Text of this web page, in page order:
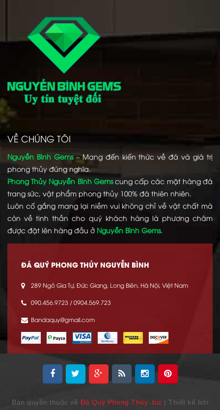
VỀ CHÚNG TÔI
Nguyễn Bình Gems– Mang đến kiến thức về đá và giá trị
phong thủy đúng nghĩa.
Phong Thủy Nguyễn Bình Gemscung cấp các mặt hàng đá
trang sức, vật phẩm phong thủy 100% đá thiên nhiên.
Luôn cố gắng mang lại niềm vui không chỉ về vật chất mà
còn về tinh thần cho quý khách hàng là phương châm
được đặt lên hàng đầu ở Nguyễn Bình Gems.
ĐÁ QUÝ PHONG THỦY NGUYỄN BÌNH
289 Ngô Gia Tự, Đức Giang, Long Biên, Hà Nội, Việt Nam
090.456.9723 / 0904.569.723
Bandaquy@gmail.com
Bản quyền thuộc về Đá Quý Phong Thủy .biz | Thiết kế bởi